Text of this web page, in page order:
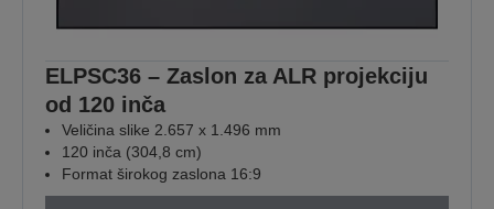
ELPSC36 – Zaslon za ALR projekciju
od 120 inča
Veličina slike 2.657 x 1.496 mm
120 inča (304,8 cm)
Format širokog zaslona 16:9